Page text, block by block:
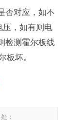
否对应，如不
压，如有则电
检测霍尔板线
板坏。
：